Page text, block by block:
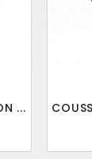
...